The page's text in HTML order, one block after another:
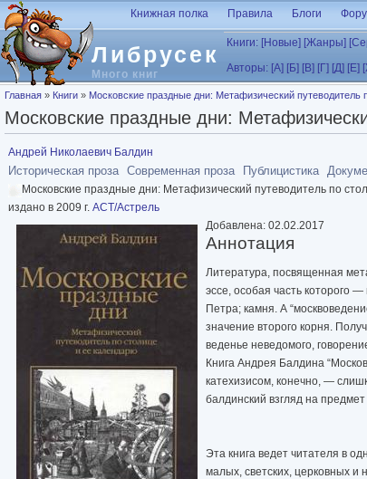
Перейти к основному содержанию
Либрусек
Много книг
Книжная полка Правила Блоги
Книги: [Новые] [Жанры]
Авторы: [А] [Б] [В] [Г] [Д] [Е]
Вы здесь
Главная » Книги » Московские праздные дни: Метафизический путеводитель
Московские праздные дни:
Андрей Николаевич Балдин
Историческая проза Современная проза Публицистика
Московские праздные дни: Метафизический путеводитель по
издано в 2009 г. АСТ/Астрель
Добавлена: 02.02.2017
Аннотация
Литература, посвященная
эссе, особая часть которого
Петра; камня. А
значение второго корня.
веденье неведомого,
Книга Андрея Балдина
катехизисом, конечно, —
балдинский взгляд на
Эта книга ведет читателя в
малых, светских, церковных